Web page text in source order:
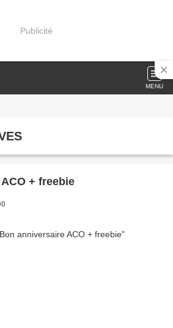
Publicité
MENU
+ freebie